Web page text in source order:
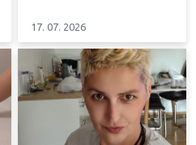
17. 07. 2026